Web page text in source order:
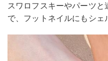
スワロフスキーやパーツ
で、フットネイルにもシェ